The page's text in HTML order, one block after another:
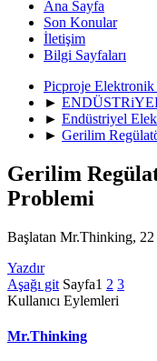
Ana Sayfa
Son Konular
İletişim
Bilgi Sayfaları
Picproje Elektronik
►
► Endüstriyel
► Gerilim
Gerilim
Problemi
Başlatan Mr.Thinking,
Yazdır
Aşağı git Sayfa1 2 3
Kullanıcı Eylemleri
Mr.Thinking